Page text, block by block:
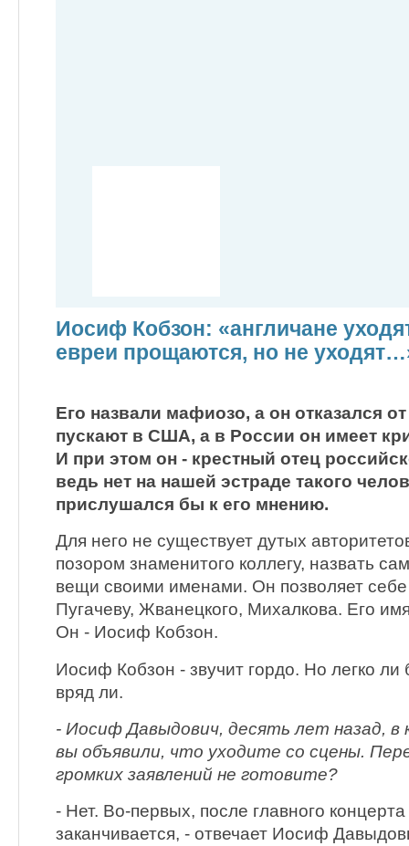
Иосиф Кобзон: «англичане
евреи прощаются, но не
Его назвали мафиозо, а он отказался
пускают в США, а в России он имеет
И при этом он - крестный отец
ведь нет на нашей эстраде такого
прислушался бы к его мнению.
Для него не существует дутых
позором знаменитого коллегу, назвать
вещи своими именами. Он позволяет себе
Пугачеву, Жванецкого, Михалкова. Его
Он - Иосиф Кобзон.
Иосиф Кобзон - звучит гордо. Но легко
вряд ли.
- Иосиф Давыдович, десять лет назад, в
вы объявили, что уходите со сцены.
громких заявлений не готовите?
- Нет. Во-первых, после главного
заканчивается, - отвечает Иосиф